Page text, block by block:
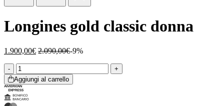
Longines gold classic donna
1.900,00€ 2.090,00€-9%
Aggiungi al carrello